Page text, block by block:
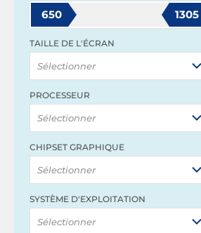
650 1305
TAILLE DE L'ÉCRAN
Sélectionner
PROCESSEUR
Sélectionner
CHIPSET GRAPHIQUE
Sélectionner
SYSTÈME D'EXPLOITATION
Sélectionner